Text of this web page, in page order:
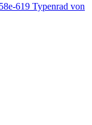
619 Typenrad von